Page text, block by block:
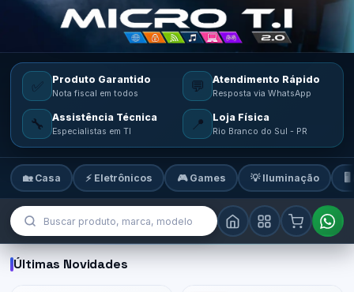
✅ Produto Garantido
Nota fiscal em todos 💬 Atendimento Rápido
Resposta via WhatsApp
🔧 Assistência Técnica
Especialistas em TI 📍 Loja Física
Rio Branco do Sul - PR
🏡 Casa ⚡ Eletrônicos 🎮 Games 💡 Iluminação 🖥️
MicroTi — Sua loja de
Últimas Novidades